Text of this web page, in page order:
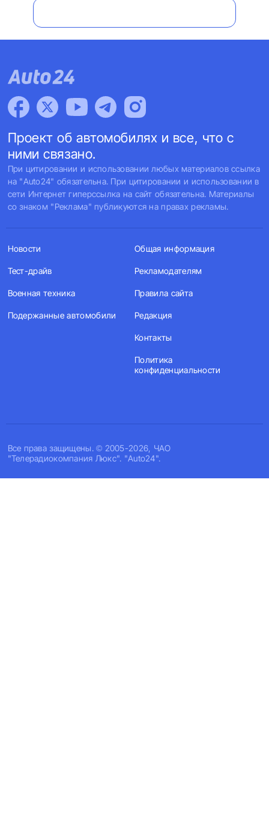
Проект об автомобилях и все, что с
ними связано.
При цитировании и использовании любых материалов ссылка
на "Auto24" обязательна. При цитировании и использовании в
сети Интернет гиперссылка на сайт обязательна. Материалы
со знаком "Реклама" публикуются на правах рекламы.
Все права защищены. © 2005-2026, ЧАО
"Телерадиокомпания Люкс". "Auto24".
Новости
Тест-драйв
Военная техника
Подержанные автомобили
Общая информация
Рекламодателям
Правила сайта
Редакция
Контакты
Политика
конфиденциальности